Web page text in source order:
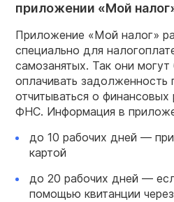
приложении «Мой
Приложение «Мой налог»
специально для
самозанятых. Так они
оплачивать задолженность
отчитываться о финансовых
ФНС. Информация в
до 10 рабочих дней —
картой
до 20 рабочих дней —
помощью квитанции